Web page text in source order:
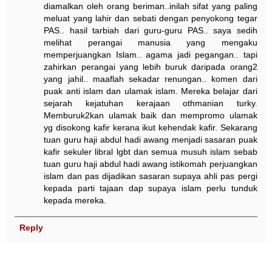
diamalkan oleh orang beriman..inilah sifat yang paling
meluat yang lahir dan sebati dengan penyokong tegar
PAS.. hasil tarbiah dari guru-guru PAS.. saya sedih
melihat perangai manusia yang mengaku
memperjuangkan Islam.. agama jadi pegangan.. tapi
zahirkan perangai yang lebih buruk daripada orang2
yang jahil.. maaflah sekadar renungan.. komen dari
puak anti islam dan ulamak islam. Mereka belajar dari
sejarah kejatuhan kerajaan othmanian turky.
Memburuk2kan ulamak baik dan mempromo ulamak
yg disokong kafir kerana ikut kehendak kafir. Sekarang
tuan guru haji abdul hadi awang menjadi sasaran puak
kafir sekuler libral lgbt dan semua musuh islam sebab
tuan guru haji abdul hadi awang istikomah perjuangkan
islam dan pas dijadikan sasaran supaya ahli pas pergi
kepada parti tajaan dap supaya islam perlu tunduk
kepada mereka.
Reply